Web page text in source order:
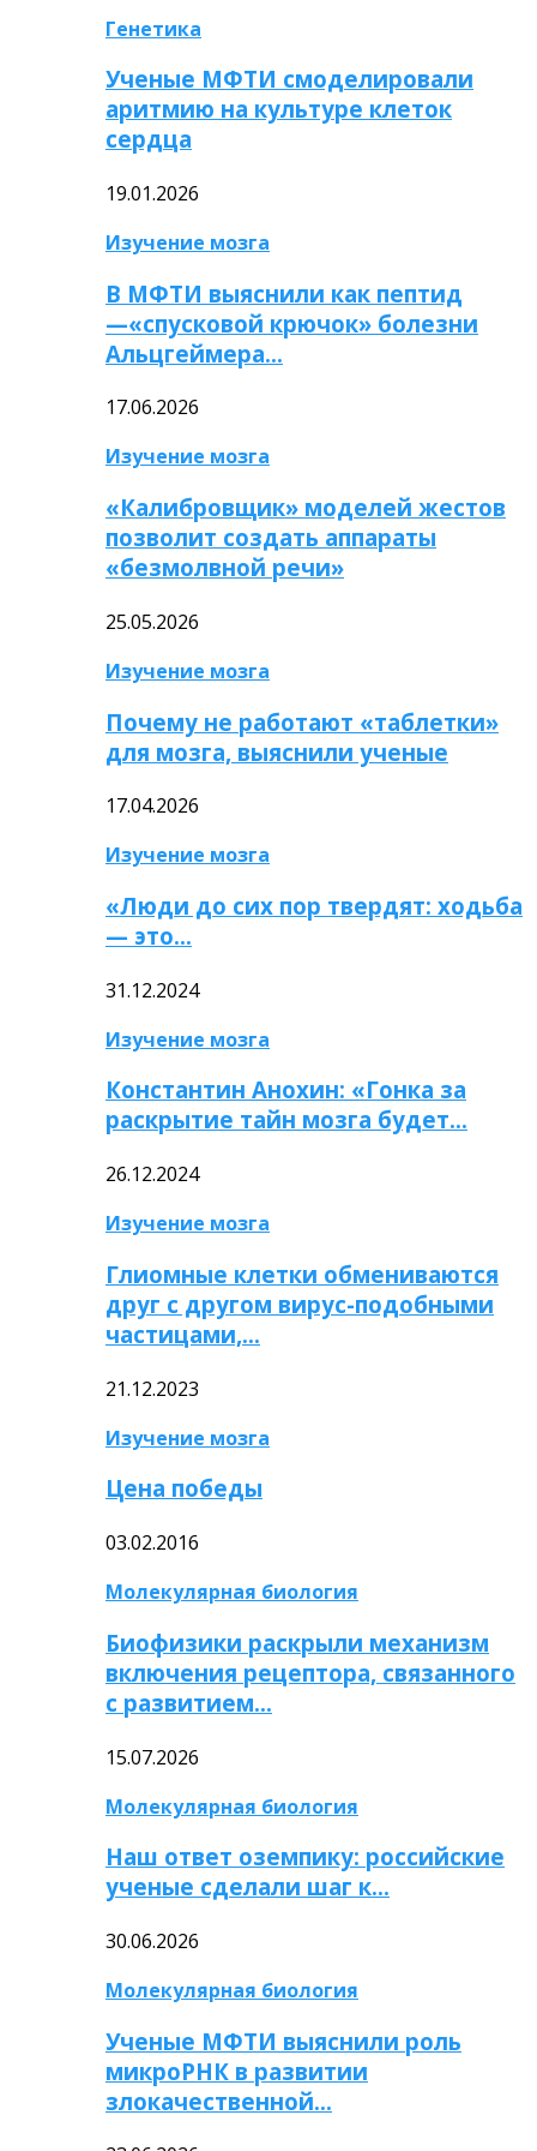
Генетика
Ученые МФТИ смоделировали
аритмию на культуре клеток
сердца
19.01.2026
Изучение мозга
В МФТИ выяснили как пептид
—«спусковой крючок» болезни
Альцгеймера…
17.06.2026
Изучение мозга
«Калибровщик» моделей жестов
позволит создать аппараты
«безмолвной речи»
25.05.2026
Изучение мозга
Почему не работают «таблетки»
для мозга, выяснили ученые
17.04.2026
Изучение мозга
«Люди до сих пор твердят: ходьба
— это…
31.12.2024
Изучение мозга
Константин Анохин: «Гонка за
раскрытие тайн мозга будет…
26.12.2024
Изучение мозга
Глиомные клетки обмениваются
друг с другом вирус-подобными
частицами,…
21.12.2023
Изучение мозга
Цена победы
03.02.2016
Молекулярная биология
Биофизики раскрыли механизм
включения рецептора, связанного
с развитием…
15.07.2026
Молекулярная биология
Наш ответ оземпику: российские
ученые сделали шаг к…
30.06.2026
Молекулярная биология
Ученые МФТИ выяснили роль
микроРНК в развитии
злокачественной…